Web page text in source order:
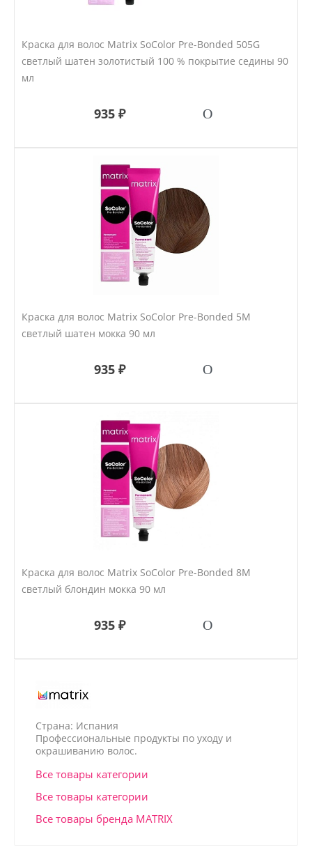
Краска для волос Matrix SoColor Pre-Bonded 505G
светлый шатен золотистый 100 % покрытие седины 90
мл
935 ₽
Краска для волос Matrix SoColor Pre-Bonded 5M
светлый шатен мокка 90 мл
935 ₽
Краска для волос Matrix SoColor Pre-Bonded 8M
светлый блондин мокка 90 мл
935 ₽
Страна: Испания
Профессиональные продукты по уходу и
окрашиванию волос.
Все товары категории
Все товары категории
Все товары бренда MATRIX